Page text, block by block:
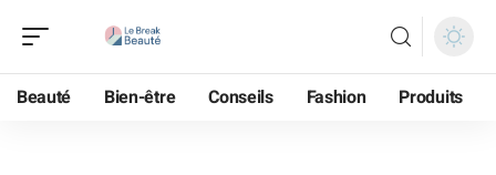
Beauté Bien-être Conseils Fashion Produits